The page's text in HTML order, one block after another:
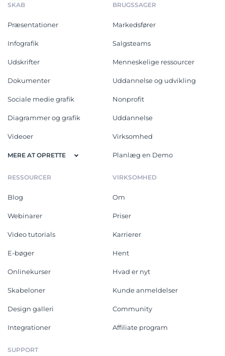
SKAB
Præsentationer
Infografik
Udskrifter
Dokumenter
Sociale medie grafik
Diagrammer og grafik
Videoer
MERE AT OPRETTE
BRUGSSAGER
Markedsfører
Salgsteams
Menneskelige ressourcer
Uddannelse og udvikling
Nonprofit
Uddannelse
Virksomhed
Planlæg en Demo
RESSOURCER
Blog
Webinarer
Video tutorials
E-bøger
Onlinekurser
Skabeloner
Design galleri
Integrationer
VIRKSOMHED
Om
Priser
Karrierer
Hent
Hvad er nyt
Kunde anmeldelser
Community
Affiliate program
SUPPORT